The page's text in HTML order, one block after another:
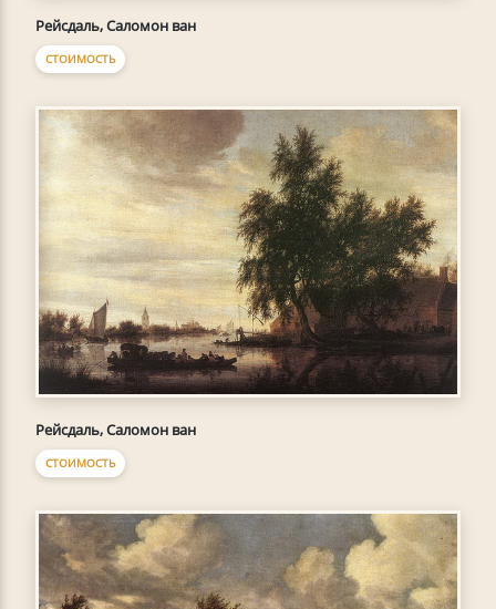
Рейсдаль, Саломон ван
СТОИМОСТЬ
Рейсдаль, Саломон ван
СТОИМОСТЬ